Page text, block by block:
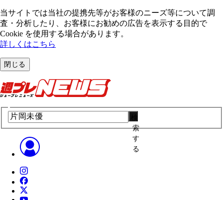
当サイトでは当社の提携先等がお客様のニーズ等について調
査・分析したり、お客様にお勧めの広告を表⽰する⽬的で
Cookie を使⽤する場合があります。
詳しくはこちら
閉じる
索
す
る